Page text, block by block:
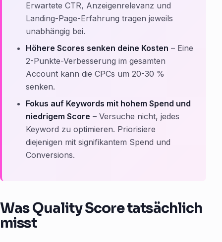
Erwartete CTR, Anzeigenrelevanz und
Landing-Page-Erfahrung tragen jeweils
unabhängig bei.
Höhere Scores senken deine Kosten – Eine
2-Punkte-Verbesserung im gesamten
Account kann die CPCs um 20-30 %
senken.
Fokus auf Keywords mit hohem Spend und
niedrigem Score – Versuche nicht, jedes
Keyword zu optimieren. Priorisiere
diejenigen mit signifikantem Spend und
Conversions.
Was Quality Score tatsächlich
misst